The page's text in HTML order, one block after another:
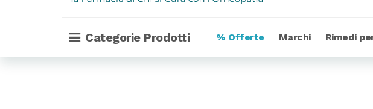
Categorie Prodotti % Offerte Marchi Rimedi